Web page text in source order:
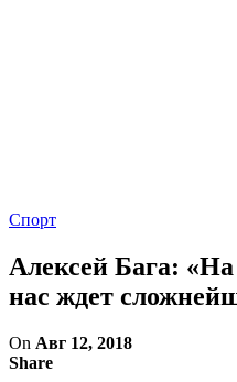
Спорт
Алексей Бага:
нас ждет
On Авг 12, 2018
Share